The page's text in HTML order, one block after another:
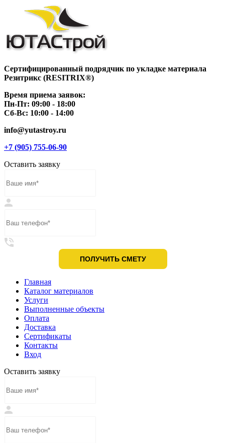
Сертифицированный подрядчик по укладке материала
Резитрикс (RESITRIX®)
Время приема заявок:
Пн-Пт: 09:00 - 18:00
Сб-Вс: 10:00 - 14:00
info@yutastroy.ru
+7 (905) 755-06-90
Оставить заявку
Главная
Каталог материалов
Услуги
Выполненные объекты
Оплата
Доставка
Сертификаты
Контакты
Вход
Оставить заявку